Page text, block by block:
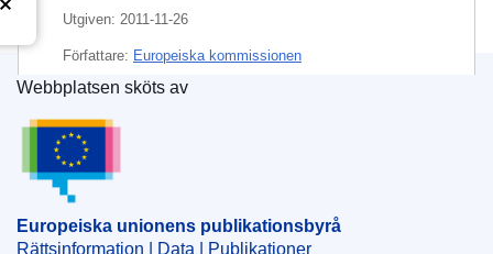
Utgiven: 2011-11-26
Författare: Europeiska kommissionen
stöd,statligt stöd
CELEX : 52011XC1126(04)
OJ : JOC_2011_346_R_0009_01
Europeiska unionens publikationsbyrå
Webbplatsen sköts av
Europeiska unionens publikationsbyrå
Rättsinformation | Data | Publikationer